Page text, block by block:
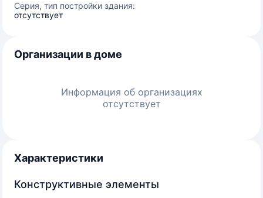
Серия, тип постройки здания:
отсутствует
Организации в доме
Информация об организациях
отсутствует
Характеристики
Конструктивные элементы